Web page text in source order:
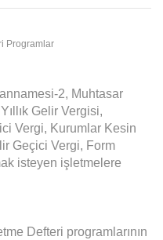
Programlar
2, Muhtasar
Gelir Vergisi,
Vergi, Kurumlar Kesin
Geçici Vergi, Form
isteyen işletmelere
Defteri programlarının